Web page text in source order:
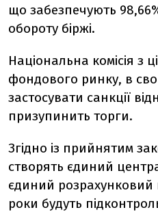
що забезпечують
обороту біржі.
Національна комісія з
фондового ринку, в
застосувати санкції
призупинить торги.
Згідно із прийнятим
створять єдиний
єдиний розрахунковий
роки будуть